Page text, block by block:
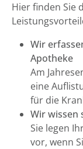
Hier finden Sie
Wir
Apotheke
Am
eine
für die
Wir wissen
Sie legen
vor, wenn